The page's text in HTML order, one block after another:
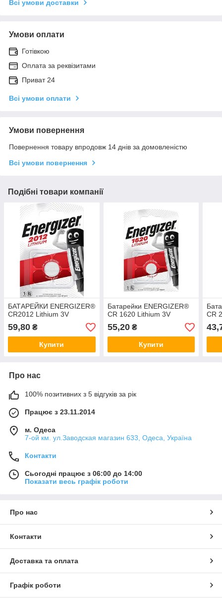
Всі умови доставки
Умови оплати
Готівкою
Оплата за реквізитами
Приват 24
Всі умови оплати
Умови повернення
Повернення товару впродовж 14 днів за домовленістю
Всі умови повернення
Подібні товари компанії
БАТАРЕЙКИ ENERGIZER®
CR2012 Lithium 3V
59,80 ₴
Купити
Батарейки ENERGIZER®
CR 1620 Lithium 3V
55,20₴
Купити
CR
Про нас
100% позитивних з 5 відгуків за рік
Працює з 23.11.2014
м. Одеса
7-ой км. ул.Заводская магазин 633, Одеса, Україна
Контакти
Сьогодні працює з 06:00 до 14:00
Показати весь графік роботи
Про нас
Контакти
Доставка та оплата
Графік роботи